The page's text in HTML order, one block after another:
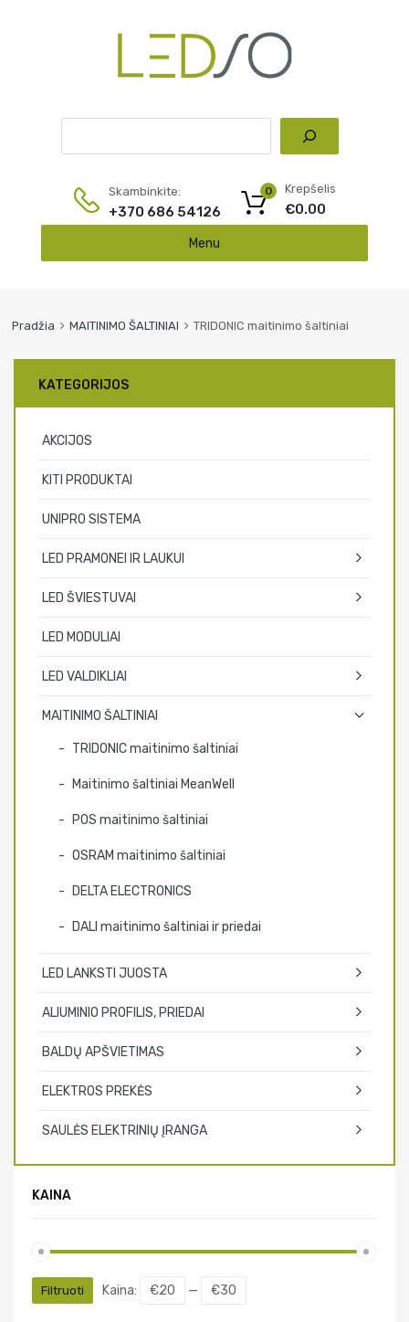
Skambinkite:
+370 686 54126
Krepšelis
€0.00
0
Menu
Pradžia MAITINIMO ŠALTINIAI TRIDONIC maitinimo šaltiniai
KATEGORIJOS
AKCIJOS
KITI PRODUKTAI
UNIPRO SISTEMA
LED PRAMONEI IR LAUKUI
LED ŠVIESTUVAI
LED MODULIAI
LED VALDIKLIAI
MAITINIMO ŠALTINIAI
TRIDONIC maitinimo šaltiniai
Maitinimo šaltiniai MeanWell
POS maitinimo šaltiniai
OSRAM maitinimo šaltiniai
DELTA ELECTRONICS
DALI maitinimo šaltiniai ir priedai
LED LANKSTI JUOSTA
ALIUMINIO PROFILIS, PRIEDAI
BALDŲ APŠVIETIMAS
ELEKTROS PREKĖS
SAULĖS ELEKTRINIŲ ĮRANGA
KAINA
Min
kaina
Maks
kaina
Filtruoti Kaina: €20 — €30